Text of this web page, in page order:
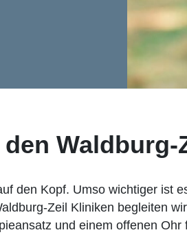
den Kopf. Umso wichtiger ist
Zeil Kliniken begleiten
und einem offenen